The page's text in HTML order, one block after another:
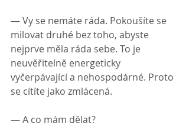
— Vy se nemáte ráda. Pokoušíte se
milovat druhé bez toho, abyste
nejprve měla ráda sebe. To je
neuvěřitelně energeticky
vyčerpávající a nehospodárné. Proto
se cítíte jako zmlácená.
— A co mám dělat?